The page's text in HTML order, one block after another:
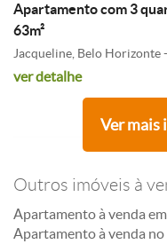
Apartamento com 3
63m²
Jacqueline, Belo Horizonte
ver detalhe
Ver mais
Outros imóveis à
Apartamento à venda
Apartamento à venda